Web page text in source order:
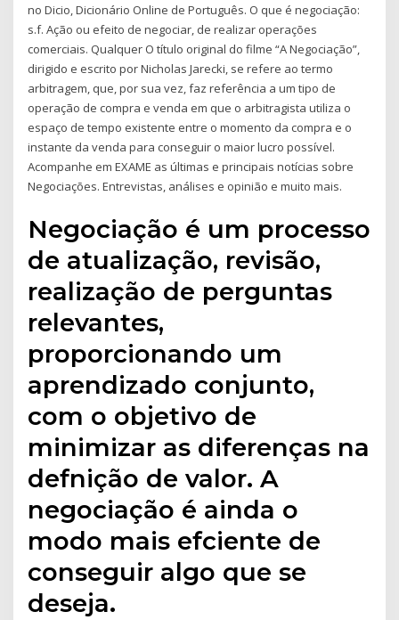
no Dicio, Dicionário Online de Português. O que é negociação:
s.f. Ação ou efeito de negociar, de realizar operações
comerciais. Qualquer O título original do filme “A Negociação”,
dirigido e escrito por Nicholas Jarecki, se refere ao termo
arbitragem, que, por sua vez, faz referência a um tipo de
operação de compra e venda em que o arbitragista utiliza o
espaço de tempo existente entre o momento da compra e o
instante da venda para conseguir o maior lucro possível.
Acompanhe em EXAME as últimas e principais notícias sobre
Negociações. Entrevistas, análises e opinião e muito mais.
Negociação é um processo
de atualização, revisão,
realização de perguntas
relevantes,
proporcionando um
aprendizado conjunto,
com o objetivo de
minimizar as diferenças na
defnição de valor. A
negociação é ainda o
modo mais efciente de
conseguir algo que se
deseja.